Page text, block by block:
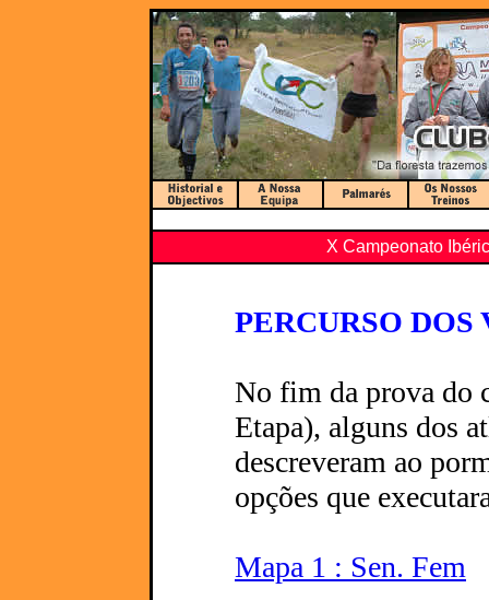
X Campeonato
PERCURSO DOS
No fim da prova do
Etapa), alguns dos
descreveram ao
opções que
Mapa 1 : Sen. Fem